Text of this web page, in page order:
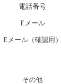
電話番号
Eメール
Eメール（確認用）
その他